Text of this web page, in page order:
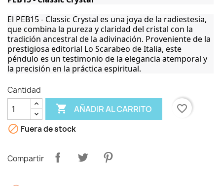
El PEB15 - Classic Crystal es una joya de la radiestesia,
que combina la pureza y claridad del cristal con la
tradición ancestral de la adivinación. Proveniente de la
prestigiosa editorial Lo Scarabeo de Italia, este
péndulo es un testimonio de la elegancia atemporal y
la precisión en la práctica espiritual.
Cantidad
 AÑADIR AL CARRITO
favorite_border
 Fuera de stock
Compartir